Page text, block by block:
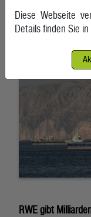
7. August 2026,
RWE gibt
Diese Webseite
Details finden Sie in